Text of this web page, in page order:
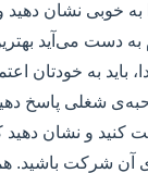
خوبی نشان دهید
دست می‌آید
باید به خودتان
شغلی پاسخ
کنید و نشان دهید
آن شرکت باشید.